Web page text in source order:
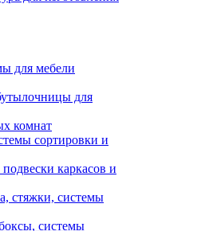
для мебели
для
комнат
сортировки и
каркасов и
стяжки, системы
системы